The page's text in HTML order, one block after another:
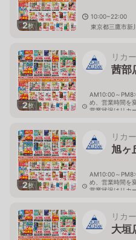
2枚
10:00~22:00
東京都三鷹市新
2枚
リカ
茜部
AM10:00～
め、営業時間を
営業状況はリカ
2枚
リカ
旭ヶ
AM10:00～
め、営業時間を
営業状況はリカ
リカ
大垣